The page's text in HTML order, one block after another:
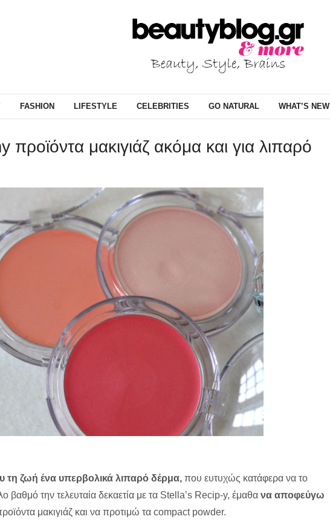
FASHION LIFESTYLE CELEBRITIES GO NATURAL WHAT’S NEW
μακιγιάζ ακόμα και για λιπαρό
τη ζωή ένα υπερβολικά λιπαρό δέρμα, που ευτυχώς κατάφερα να το
βαθμό την τελευταία δεκαετία με τα Stella’s Recip-y, έμαθα να αποφεύγω
μακιγιάζ και να προτιμώ τα compact powder.